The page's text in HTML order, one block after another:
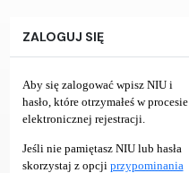
ZALOGUJ SIĘ
Aby się zalogować wpisz NIU i
hasło, które otrzymałeś w procesie
elektronicznej rejestracji.
Jeśli nie pamiętasz NIU lub hasła
skorzystaj z opcji przypominania